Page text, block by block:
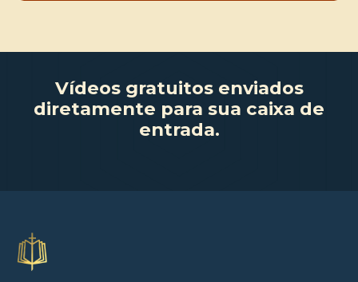
Vídeos gratuitos enviados
diretamente para sua caixa de
entrada.